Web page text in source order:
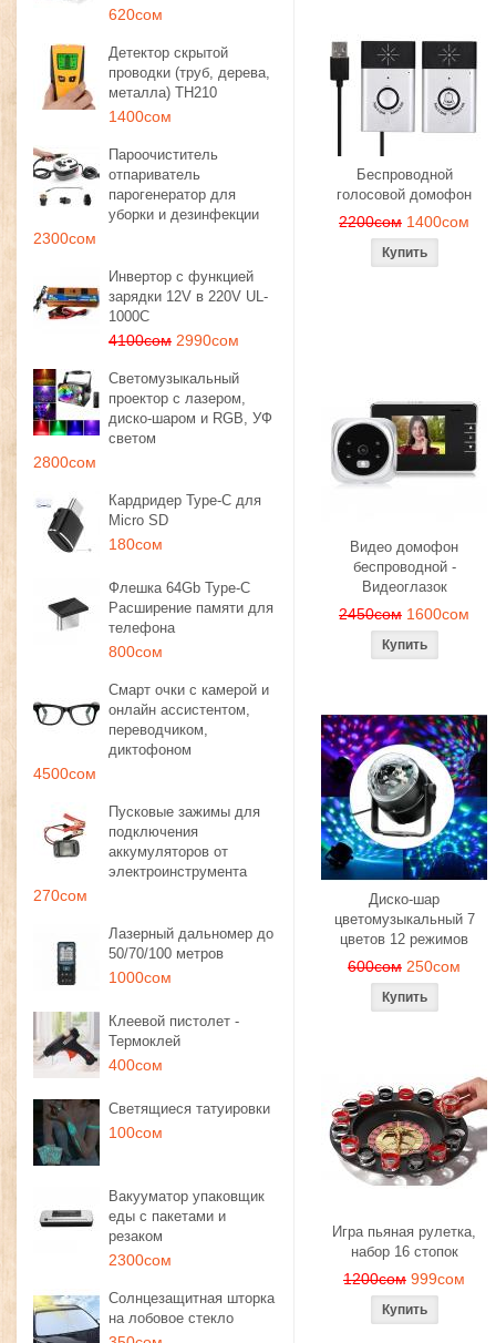
620сом
Детектор скрытой
проводки (труб, дерева,
металла) TH210
1400сом
Пароочиститель
отпариватель
парогенератор для
уборки и дезинфекции
2300сом
Инвертор с функцией
зарядки 12V в 220V UL-
1000C
4100сом 2990сом
Светомузыкальный
проектор с лазером,
диско-шаром и RGB, УФ
светом
2800сом
Кардридер Type-C для
Micro SD
180сом
Флешка 64Gb Type-C
Расширение памяти для
телефона
800сом
Смарт очки с камерой и
онлайн ассистентом,
переводчиком,
диктофоном
4500сом
Пусковые зажимы для
подключения
аккумуляторов от
электроинструмента
270сом
Лазерный дальномер до
50/70/100 метров
1000сом
Клеевой пистолет -
Термоклей
400сом
Светящиеся татуировки
100сом
Вакууматор упаковщик
еды с пакетами и
резаком
2300сом
Солнцезащитная шторка
на лобовое стекло
Беспроводной
голосовой домофон
2200сом 1400сом
Видео домофон
беспроводной -
Видеоглазок
2450сом 1600сом
Диско-шар
цветомузыкальный 7
цветов 12 режимов
600сом 250сом
Игра пьяная рулетка,
набор 16 стопок
1200сом 999сом